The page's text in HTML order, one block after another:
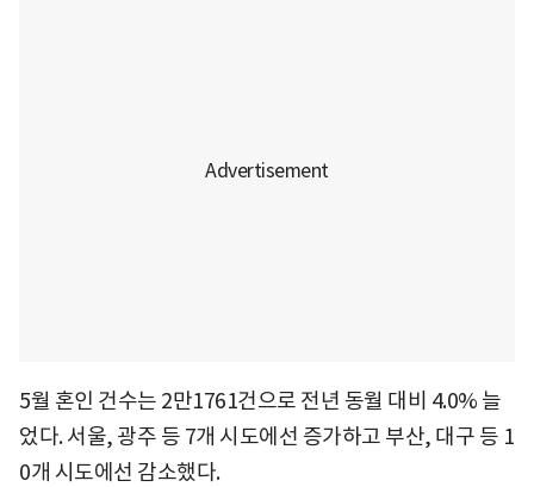
5월 혼인 건수는 2만1761건으로 전년 동월 대비 4.0% 늘
었다. 서울, 광주 등 7개 시도에선 증가하고 부산, 대구 등 1
0개 시도에선 감소했다.